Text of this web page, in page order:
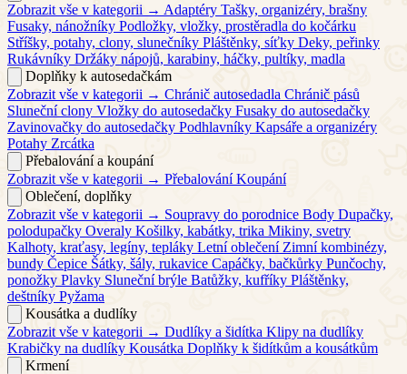
Zobrazit vše v kategorii → Adaptéry Tašky, organizéry, brašny
Fusaky, nánožníky Podložky, vložky, prostěradla do kočárku
Stříšky, potahy, clony, slunečníky Pláštěnky, síťky Deky, peřinky
Rukávníky Držáky nápojů, karabiny, háčky, pultíky, madla
Doplňky k autosedačkám
Zobrazit vše v kategorii → Chránič autosedadla Chránič pásů
Sluneční clony Vložky do autosedačky Fusaky do autosedačky
Zavinovačky do autosedačky Podhlavníky Kapsáře a organizéry
Potahy Zrcátka
Přebalování a koupání
Zobrazit vše v kategorii → Přebalování Koupání
Oblečení, doplňky
Zobrazit vše v kategorii → Soupravy do porodnice Body Dupačky,
polodupačky Overaly Košilky, kabátky, trika Mikiny, svetry
Kalhoty, kraťasy, legíny, tepláky Letní oblečení Zimní kombinézy,
bundy Čepice Šátky, šály, rukavice Capáčky, bačkůrky Punčochy,
ponožky Plavky Sluneční brýle Batůžky, kufříky Pláštěnky,
deštníky Pyžama
Kousátka a dudlíky
Zobrazit vše v kategorii → Dudlíky a šidítka Klipy na dudlíky
Krabičky na dudlíky Kousátka Doplňky k šidítkům a kousátkům
Krmení